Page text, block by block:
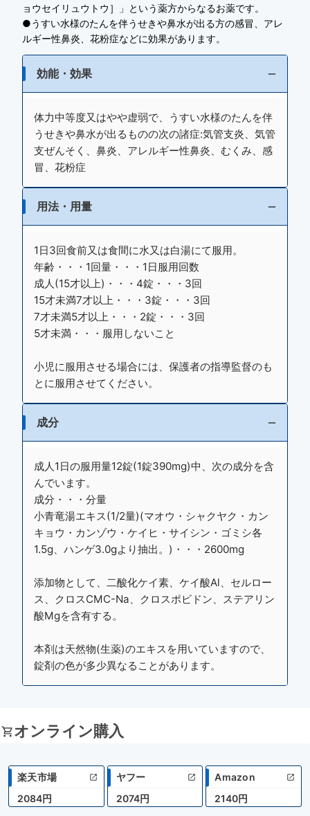
ョウセイリュウトウ］」という薬方からなるお薬です。
●うすい水様のたんを伴うせきや鼻水が出る方の感冒、アレ
ルギー性鼻炎、花粉症などに効果があります。
効能・効果
体力中等度又はやや虚弱で、うすい水様のたんを伴
うせきや鼻水が出るものの次の諸症:気管支炎、気管
支ぜんそく、鼻炎、アレルギー性鼻炎、むくみ、感
冒、花粉症
用法・用量
1日3回食前又は食間に水又は白湯にて服用。
年齢・・・1回量・・・1日服用回数
成人(15才以上)・・・4錠・・・3回
15才未満7才以上・・・3錠・・・3回
7才未満5才以上・・・2錠・・・3回
5才未満・・・服用しないこと
小児に服用させる場合には、保護者の指導監督のも
とに服用させてください。
成分
成人1日の服用量12錠(1錠390mg)中、次の成分を含
んでいます。
成分・・・分量
小青竜湯エキス(1/2量)(マオウ・シャクヤク・カン
キョウ・カンゾウ・ケイヒ・サイシン・ゴミシ各
1.5g、ハンゲ3.0gより抽出。)・・・2600mg
添加物として、二酸化ケイ素、ケイ酸Al、セルロー
ス、クロスCMC-Na、クロスポビドン、ステアリン
酸Mgを含有する。
本剤は天然物(生薬)のエキスを用いていますので、
錠剤の色が多少異なることがあります。
オンライン購入
楽天市場
2084円
ヤフー
2074円
Amazon
2140円